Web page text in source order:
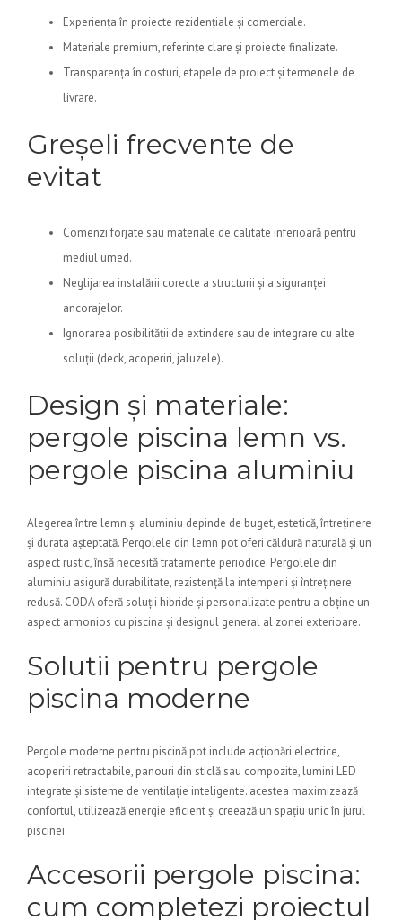
Experiența în proiecte rezidențiale și comerciale.
Materiale premium, referințe clare și proiecte finalizate.
Transparența în costuri, etapele de proiect și termenele de
livrare.
Greșeli frecvente de
evitat
Comenzi forjate sau materiale de calitate inferioară pentru
mediul umed.
Neglijarea instalării corecte a structurii și a siguranței
ancorajelor.
Ignorarea posibilității de extindere sau de integrare cu alte
soluții (deck, acoperiri, jaluzele).
Design și materiale:
pergole piscina lemn vs.
pergole piscina aluminiu
Alegerea între lemn și aluminiu depinde de buget, estetică, întreținere
și durata așteptată. Pergolele din lemn pot oferi căldură naturală și un
aspect rustic, însă necesită tratamente periodice. Pergolele din
aluminiu asigură durabilitate, rezistență la intemperii și întreținere
redusă. CODA oferă soluții hibride și personalizate pentru a obține un
aspect armonios cu piscina și designul general al zonei exterioare.
Solutii pentru pergole
piscina moderne
Pergole moderne pentru piscină pot include acționări electrice,
acoperiri retractabile, panouri din sticlă sau compozite, lumini LED
integrate și sisteme de ventilație inteligente. acestea maximizează
confortul, utilizează energie eficient și creează un spațiu unic în jurul
piscinei.
Accesorii pergole piscina:
cum completezi proiectul